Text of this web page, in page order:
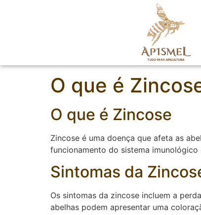
O que é
O que é Zincose
Zincose é uma doença que afeta as
funcionamento do sistema
Sintomas da
Os sintomas da zincose incluem a
abelhas podem apresentar uma